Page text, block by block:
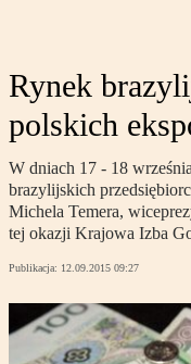
Rynek
polskich
W dniach 17 - 18
brazylijskich
Michela Temera,
tej okazji Krajowa Izba
Publikacja: 12.09.2015 09:27